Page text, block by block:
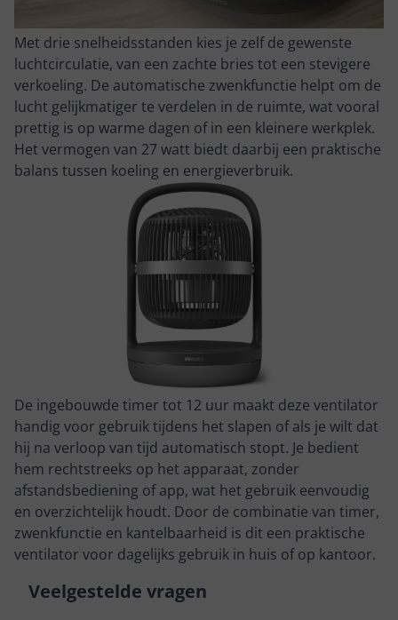
Met drie snelheidsstanden kies je zelf de gewenste
luchtcirculatie, van een zachte bries tot een stevigere
verkoeling. De automatische zwenkfunctie helpt om de
lucht gelijkmatiger te verdelen in de ruimte, wat vooral
prettig is op warme dagen of in een kleinere werkplek.
Het vermogen van 27 watt biedt daarbij een praktische
balans tussen koeling en energieverbruik.
De ingebouwde timer tot 12 uur maakt deze ventilator
handig voor gebruik tijdens het slapen of als je wilt dat
hij na verloop van tijd automatisch stopt. Je bedient
hem rechtstreeks op het apparaat, zonder
afstandsbediening of app, wat het gebruik eenvoudig
en overzichtelijk houdt. Door de combinatie van timer,
zwenkfunctie en kantelbaarheid is dit een praktische
ventilator voor dagelijks gebruik in huis of op kantoor.
Veelgestelde vragen